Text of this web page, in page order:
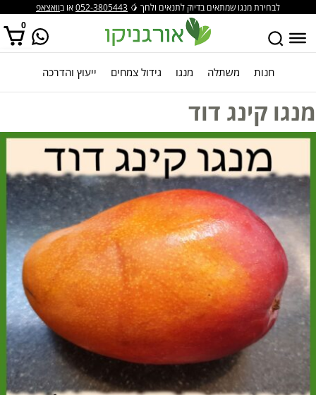
לבחירת מנגו שמתאים בדיוק לתנאים ולחך 🥭 052-3805443או בוואצאפ
0
אין מוצרים בסל הקניות. חנות משתלה מנגו גידול צמחים ייעוץ והדרכה
מנגו קינג דוד